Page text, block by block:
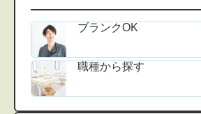
ブランクOK
職種から探す